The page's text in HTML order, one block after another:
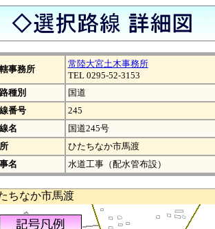
事務所
常陸大宮土木事務所
TEL 0295-52-3153
種別
国道
番号
245
名
国道245号
ひたちなか市馬渡
名
水道工事（配水管布設）
ちなか市馬渡